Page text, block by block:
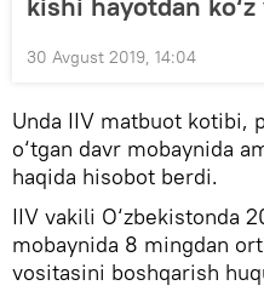
30 Avgust 2019, 14:04
Unda IIV matbuot kotibi,
o‘tgan davr mobaynida
haqida hisobot berdi.
IIV vakili O‘zbekistonda
mobaynida 8 mingdan
vositasini boshqarish